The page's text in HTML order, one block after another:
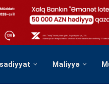
Maliyyə